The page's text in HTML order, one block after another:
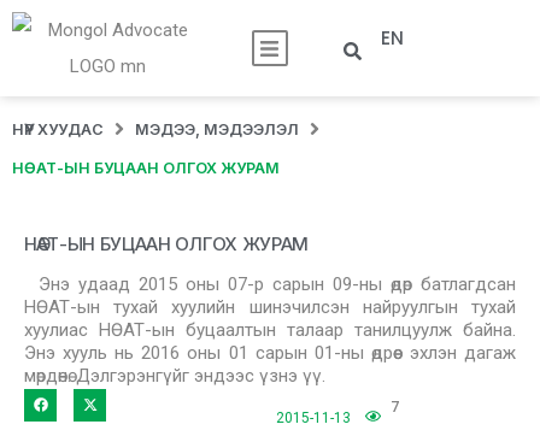
EN
НҮҮР ХУУДАС МЭДЭЭ, МЭДЭЭЛЭЛ
НӨАТ-ЫН БУЦААН ОЛГОХ ЖУРАМ
НӨАТ-ЫН БУЦААН ОЛГОХ ЖУРАМ
Энэ удаад 2015 оны 07-р сарын 09-ны өдөр батлагдсан
НӨАТ-ын тухай хуулийн шинэчилсэн найруулгын тухай
хуулиас НӨАТ-ын буцаалтын талаар танилцуулж байна.
Энэ хууль нь 2016 оны 01 сарын 01-ны өдрөөс эхлэн дагаж
мөрдөнө. Дэлгэрэнгүйг эндээс үзнэ үү.
2015-11-13
7